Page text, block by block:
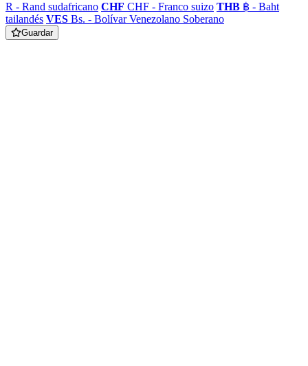
R - Rand sudafricano CHF CHF - Franco suizo THB ฿ - Baht
tailandés VES Bs. - Bolívar Venezolano Soberano
Guardar